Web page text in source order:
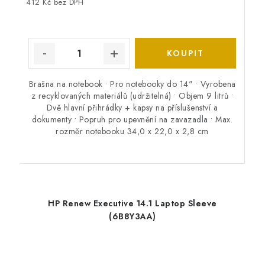
Brašna na notebook • Pro notebooky do 14" • Vyrobena
z recyklovaných materiálů (udržitelná) • Objem 9 litrů •
Dvě hlavní přihrádky + kapsy na příslušenství a
dokumenty • Popruh pro upevnění na zavazadla • Max.
rozměr notebooku 34,0 x 22,0 x 2,8 cm
HP Renew Executive 14.1 Laptop Sleeve
(6B8Y3AA)